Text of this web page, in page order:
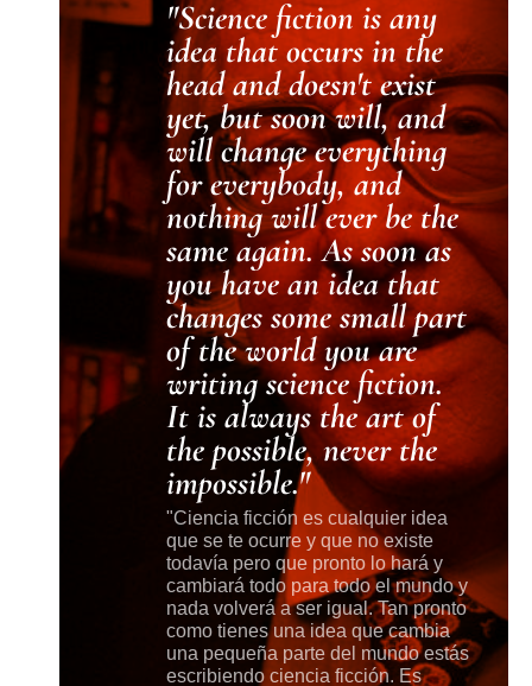
Science fiction is any
idea that occurs in the
head and doesn't exist
yet, but soon will, and
will change everything
for everybody, and
nothing will ever be the
same again. As soon as
you have an idea that
changes some small part
of the world you are
writing science fiction.
It is always the art of
the possible, never the
impossible.
Ciencia ficción es cualquier idea
que se te ocurre y que no existe
todavía pero que pronto lo hará y
cambiará todo para todo el mundo y
nada volverá a ser igual. Tan pronto
como tienes una idea que cambia
una pequeña parte del mundo estás
escribiendo ciencia ficción. Es